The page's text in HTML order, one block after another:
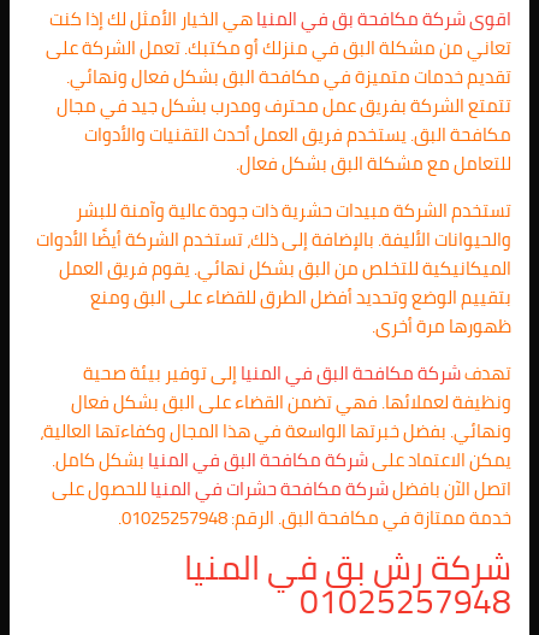
اقوى شركة مكافحة بق في المنياهي الخيار الأمثل لك إذا كنت
تعاني من مشكلة البق في منزلك أو مكتبك. تعمل الشركة على
تقديم خدمات متميزة في مكافحة البق بشكل فعال ونهائي.
تتمتع الشركة بفريق عمل محترف ومدرب بشكل جيد في مجال
مكافحة البق. يستخدم فريق العمل أحدث التقنيات والأدوات
للتعامل مع مشكلة البق بشكل فعال.
تستخدم الشركة مبيدات حشرية ذات جودة عالية وآمنة للبشر
والحيوانات الأليفة. بالإضافة إلى ذلك، تستخدم الشركة أيضًا الأدوات
الميكانيكية للتخلص من البق بشكل نهائي. يقوم فريق العمل
بتقييم الوضع وتحديد أفضل الطرق للقضاء على البق ومنع
ظهورها مرة أخرى.
تهدفشركة مكافحة البق في المنياإلى توفير بيئة صحية
ونظيفة لعملائها. فهي تضمن القضاء على البق بشكل فعال
ونهائي. بفضل خبرتها الواسعة في هذا المجال وكفاءتها العالية،
يمكن الاعتماد علىشركة مكافحة البق في المنيابشكل كامل.
اتصل الآن بافضلشركة مكافحة حشرات في المنياللحصول على
خدمة ممتازة في مكافحة البق. الرقم: 01025257948.
شركة رش بق في المنيا
01025257948